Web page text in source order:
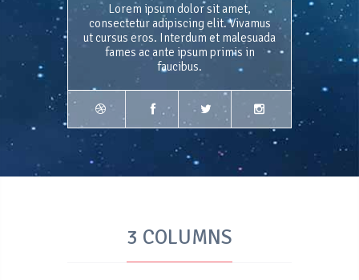
Lorem ipsum dolor sit amet,
consectetur adipiscing elit. Vivamus
ut cursus eros. Interdum et malesuada
fames ac ante ipsum primis in
faucibus.
3 COLUMNS